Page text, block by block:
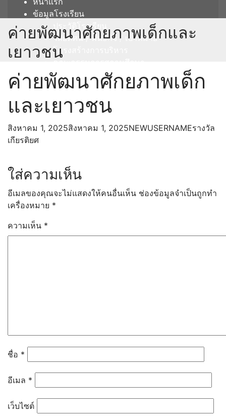
ข้อมูลโรงเรียน
ประวัติโรงเรียน
วิสัยทัศน์ / พันธกิจ / เป้าหมาย
โครงสร้างการบริหาร
แผนผังโรงเรียน
บุคลากร
กลุ่มสาระการเรียนรู้
ภาษาไทย
คณิตศาสตร์
ภาษาต่างประเทศ
ศิลปะ
หลักสูตรและการเรียนการสอน
วิดีโอกิจกรรม
ข้อมูลพื้นฐาน
โครงสร้างและอำนาจหน้าที่
ข้อมูลผู้บริหาร
ค่ายพัฒนาศักยภาพเด็กและ
เยาวชน
ค่ายพัฒนาศักยภาพเด็ก
และเยาวชน
สิงหาคม 1, 2025สิงหาคม 1, 2025NEWUSERNAMEรางวัล
เกียรติยศ
ใส่ความเห็น
อีเมลของคุณจะไม่แสดงให้คนอื่นเห็น ช่องข้อมูลจำเป็นถูกทำ
เครื่องหมาย *
ความเห็น *
ชื่อ *
อีเมล *
เว็บไซต์